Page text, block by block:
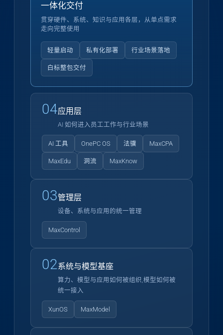
04应用层
AI 如何进入员工工作与行业场景
AI 工具 OnePC OS 法骥 MaxCPA
MaxEdu 洞流 MaxKnow
03管理层
设备、系统与应用的统一管理
MaxControl
02系统与模型基座
算力、模型与应用如何被组织,模型如何被
统一接入
XunOS MaxModel
一体化交付
贯穿硬件、系统、知识与应用各层，从单点需求
走向完整使用
轻量启动 私有化部署 行业场景落地
白标整包交付